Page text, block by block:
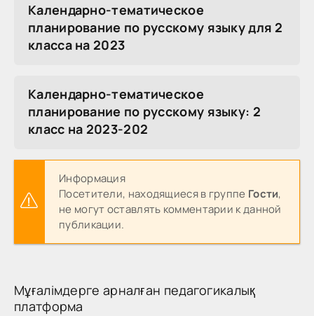
Календарно-тематическое
планирование по русскому языку для 2
класса на 2023
Календарно-тематическое
планирование по русскому языку: 2
класс на 2023-202
Информация
Посетители, находящиеся в группе Гости,
не могут оставлять комментарии к данной
публикации.
Мұғалімдерге арналған педагогикалық
платформа